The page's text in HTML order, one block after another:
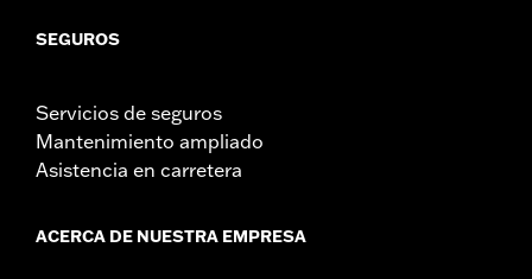
SEGUROS
Servicios de seguros
Mantenimiento ampliado
Asistencia en carretera
ACERCA DE NUESTRA EMPRESA